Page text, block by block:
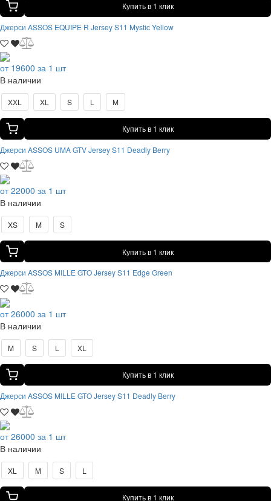
Купить в 1 клик
Джерси ASSOS EQUIPE R Jersey S11 Mystic Yellow
от 19600 за 1 шт
В наличии
XXL XL S L M
Купить в 1 клик
Джерси ASSOS UMA GTV Jersey S11 Deadly Berry
от 22000 за 1 шт
В наличии
XS M S
Купить в 1 клик
Джерси ASSOS MILLE GTO Jersey S11 Edge Green
от 26000 за 1 шт
В наличии
M S L XL
Купить в 1 клик
Джерси ASSOS MILLE GTO Jersey S11 Deadly Berry
от 26000 за 1 шт
В наличии
XL M S L
Купить в 1 клик